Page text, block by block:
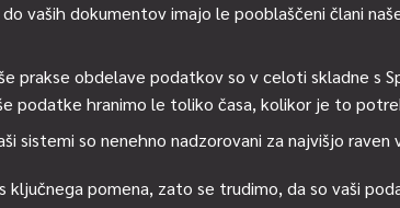
vaših dokumentov imajo le pooblaščeni člani
prakse obdelave podatkov so v celoti skladne s
podatke hranimo le toliko časa, kolikor je to
sistemi so nenehno nadzorovani za najvišjo
ključnega pomena, zato se trudimo, da so vaši